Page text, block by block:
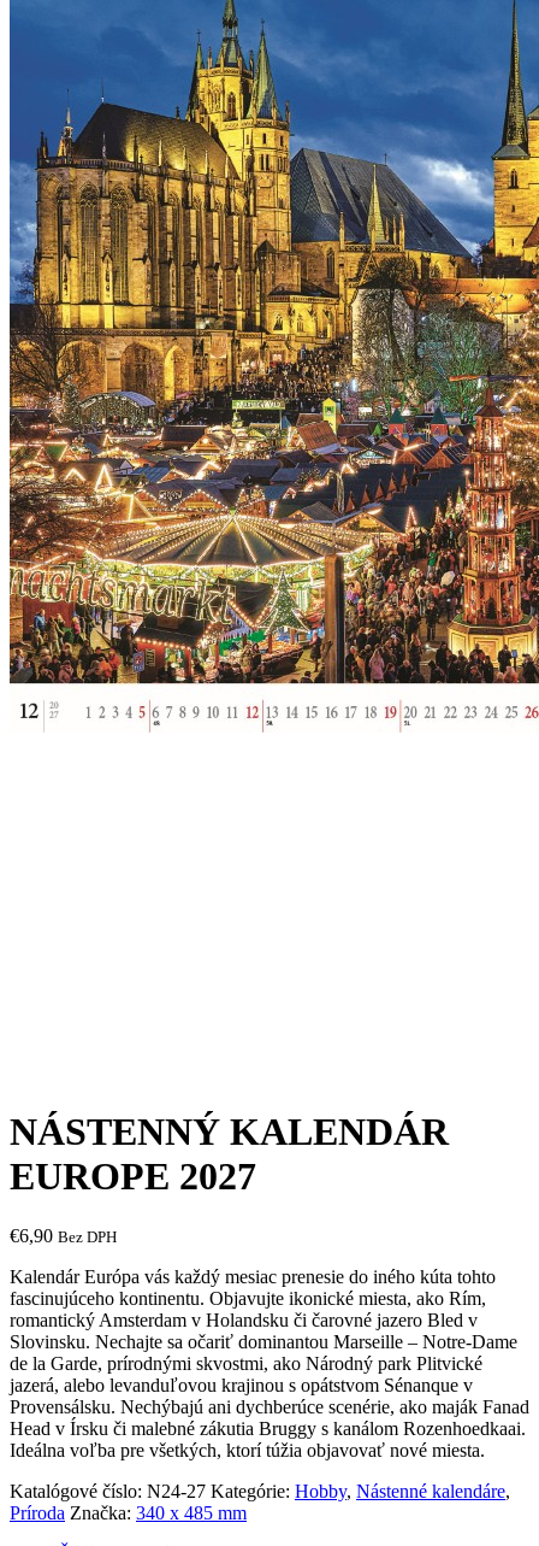
NÁSTENNÝ KALENDÁR
EUROPE 2027
€6,90 Bez DPH
Kalendár Európa vás každý mesiac prenesie do iného kúta tohto
fascinujúceho kontinentu. Objavujte ikonické miesta, ako Rím,
romantický Amsterdam v Holandsku či čarovné jazero Bled v
Slovinsku. Nechajte sa očariť dominantou Marseille – Notre-Dame
de la Garde, prírodnými skvostmi, ako Národný park Plitvické
jazerá, alebo levanduľovou krajinou s opátstvom Sénanque v
Provensálsku. Nechýbajú ani dychberúce scenérie, ako maják Fanad
Head v Írsku či malebné zákutia Bruggy s kanálom Rozenhoedkaai.
Ideálna voľba pre všetkých, ktorí túžia objavovať nové miesta.
Katalógové číslo: N24-27 Kategórie: Hobby, Nástenné kalendáre,
Príroda Značka: 340 x 485 mm